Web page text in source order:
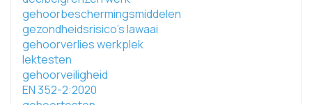
gehoorbeschermingsmiddelen
gezondheidsrisico's lawaai
gehoorverlies werkplek
lektesten
gehoorveiligheid
EN 352-2:2020